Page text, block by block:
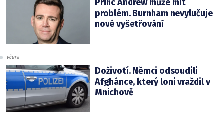
Princ Andrew může mít
problém. Burnham nevylučuje
nové vyšetřování
včera
Doživotí. Němci odsoudili
Afghánce, který loni vraždil v
Mnichově